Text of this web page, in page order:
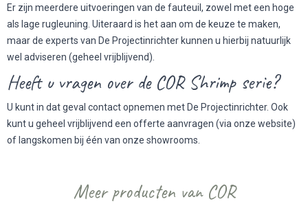
Er zijn meerdere uitvoeringen van de fauteuil, zowel met een hoge
als lage rugleuning. Uiteraard is het aan om de keuze te maken,
maar de experts van De Projectinrichter kunnen u hierbij natuurlijk
wel adviseren (geheel vrijblijvend).
Heeft u vragen over de COR Shrimp serie?
U kunt in dat geval contact opnemen met De Projectinrichter. Ook
kunt u geheel vrijblijvend een offerte aanvragen (via onze website)
of langskomen bij één van onze showrooms.
Meer producten van COR